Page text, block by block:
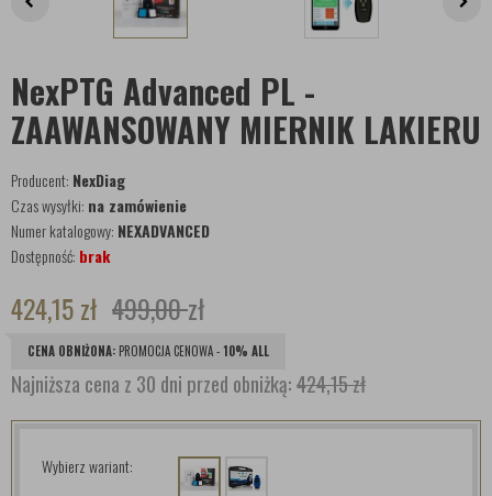
NexPTG Advanced PL -
ZAAWANSOWANY MIERNIK LAKIERU
Producent: NexDiag
Czas wysyłki: na zamówienie
Numer katalogowy: NEXADVANCED
Dostępność: brak
424,15zł 499,00zł
CENA OBNIŻONA: PROMOCJA CENOWA -10% ALL
Najniższa cena z 30 dni przed obniżką:424,15 zł
Wybierz wariant: